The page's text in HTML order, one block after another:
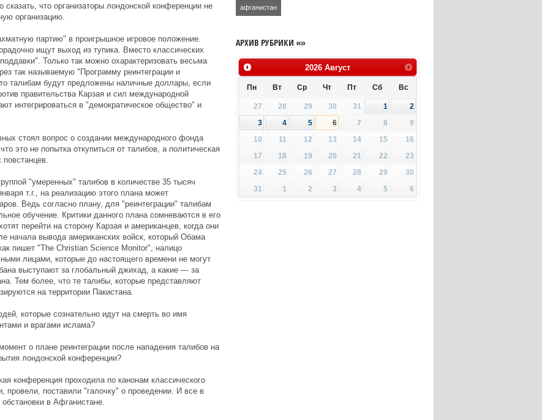
что организаторы лондонской конференции не
организацию.
партию" в проигрышное игровое положение.
ищут выход из тупика. Вместо классических
Только так можно охарактеризовать весьма
так называемую "Программу реинтеграции и
талибам будут предложены наличные доллары, если
правительства Карзая и сил международной
интегрироваться в "демократическое общество" и
стоял вопрос о создании международного фонда
это не попытка откупиться от талибов, а политическая
"умеренных" талибов в количестве 35 тысяч
т.г., на реализацию этого плана может
Ведь согласно плану, для "реинтеграции" талибам
обучение. Критики данного плана сомневаются в его
перейти на сторону Карзая и американцев, когда они
начала вывода американских войск, который Обама
пишет "The Christian Science Monitor", налицо
лицами, которые до настоящего времени не могут
выступают за глобальный джихад, а какие — за
Тем более, что те талибы, которые представляют
на территории Пакистана.
которые сознательно идут на смерть во имя
и врагами ислама?
о плане реинтеграции после нападения талибов на
лондонской конференции?
конференция проходила по канонам классического
провели, поставили "галочку" о проведении. И все в
в Афганистане.
афганистан
АРХИВ РУБРИКИ «»
2026 Август
Пн Вт Ср Чт Пт Сб Вс
27 28 29 30 31 1
2
3
4 5 6 7 8
9
10
11 12 13 14 15
16
17
18 19 20 21 22
23
24
25 26 27 28 29
30
31
1 2 3 4 5 6